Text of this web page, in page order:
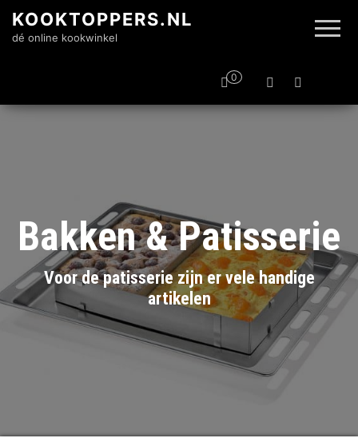
KOOKTOPPERS.NL
dé online kookwinkel
0
Bakken & Patisserie
Voor de patisserie zijn er vele handige
artikelen